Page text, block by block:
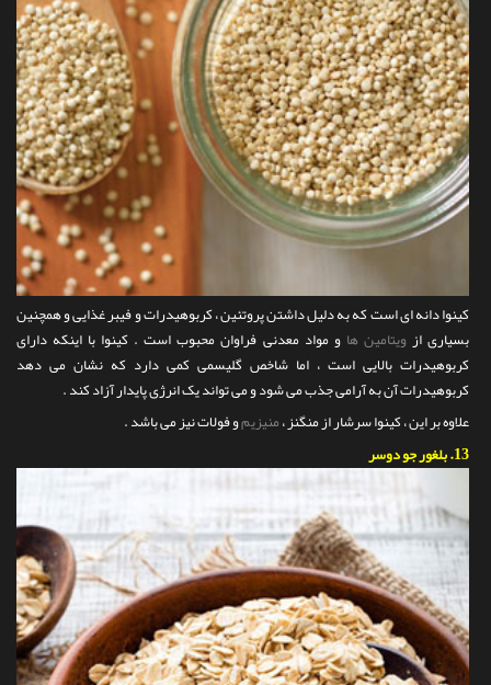
کینوا دانه ای است که به دلیل داشتن پروتئین ، کربوهیدرات و فیبر غذایی و همچنین
بسیاری از ویتامین ها و مواد معدنی فراوان محبوب است . کینوا با اینکه دارای
کربوهیدرات بالایی است ، اما شاخص گلیسمی کمی دارد که نشان می دهد
کربوهیدرات آن به آرامی جذب می شود و می تواند یک انرژی پایدار آزاد کند .
علاوه بر این ، کینوا سرشار از منگنز ،منیزیمو فولات نیز می باشد .
13. بلغور جو دوسر